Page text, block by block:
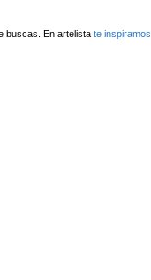
buscas. En artelista te inspiramos